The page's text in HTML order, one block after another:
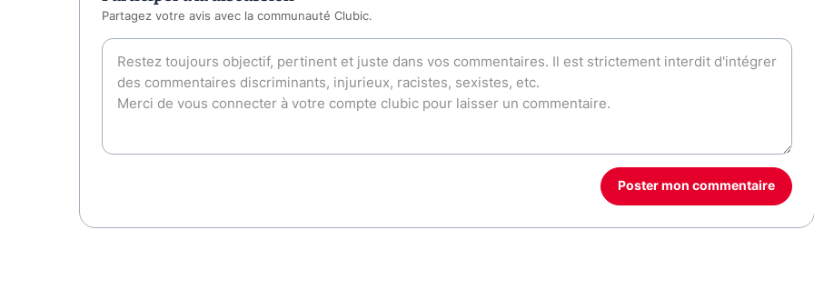
Partagez votre avis avec la communauté Clubic.
Poster mon commentaire